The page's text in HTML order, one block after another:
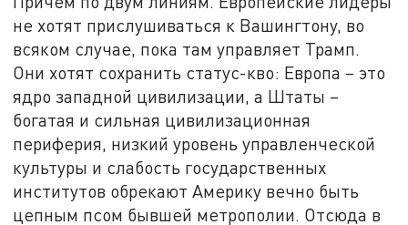
не хотят прислушиваться к Вашингтону, во
всяком случае, пока там управляет Трамп.
Они хотят сохранить статус-кво: Европа – это
ядро западной цивилизации, а Штаты –
богатая и сильная цивилизационная
периферия, низкий уровень управленческой
культуры и слабость государственных
институтов обрекают Америку вечно быть
цепным псом бывшей метрополии. Отсюда в